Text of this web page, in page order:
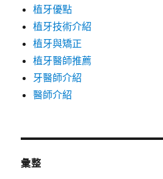
植牙優點
植牙技術介紹
植牙與矯正
植牙醫師推薦
牙醫師介紹
醫師介紹
彙整